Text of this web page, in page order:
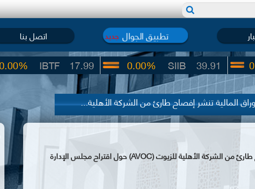
تطبيق الجوال جديد اتصل بنا
17.99
IBTF 39.91
SIIB
0.00% 0.00%
المالية تنشر إفصاح طارئ من الشركة الأهلية...
سوق دمشق للأوراق المالية تنشر إفصاح طارئ من الشركة الأهلية للزيوت (AVOC) حول اقتراح مجلس الإدارة